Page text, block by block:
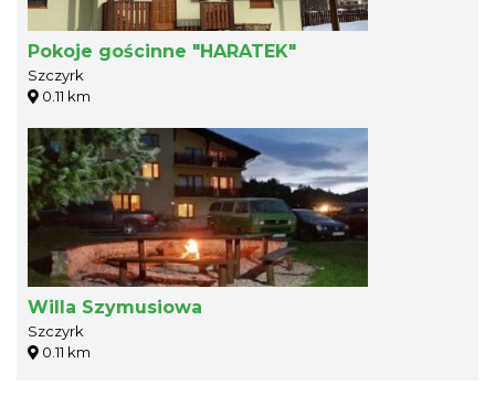
Pokoje gościnne "HARATEK"
Szczyrk
0.11 km
Willa Szymusiowa
Szczyrk
0.11 km